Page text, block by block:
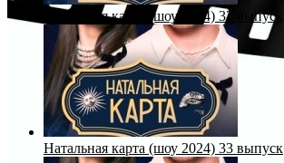
Натальная карта (шоу 2024) 32 выпуск
Натальная карта (шоу 2024) 33 выпуск